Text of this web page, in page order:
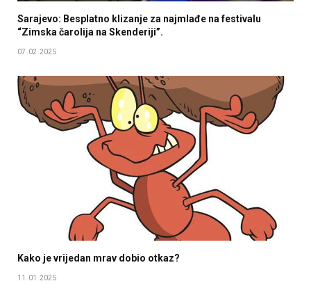
Sarajevo: Besplatno klizanje za najmlađe na festivalu
“Zimska čarolija na Skenderiji”.
07.02.2025
Kako je vrijedan mrav dobio otkaz?
11.01.2025